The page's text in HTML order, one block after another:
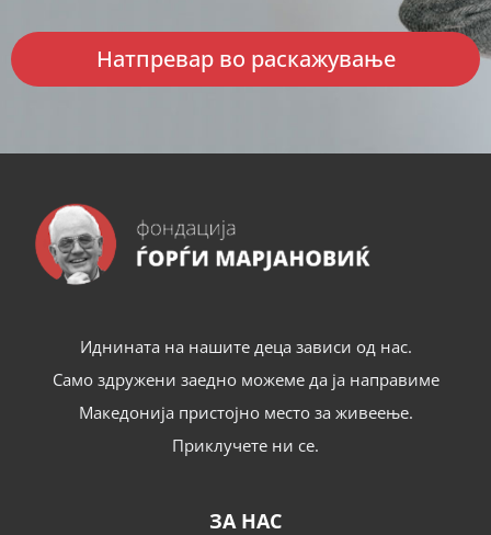
Натпревар во раскажување
Иднината на нашите деца зависи од нас.
Само здружени заедно можеме да ја направиме
Македонија пристојно место за живеење.
Приклучете ни се.
ЗА НАС